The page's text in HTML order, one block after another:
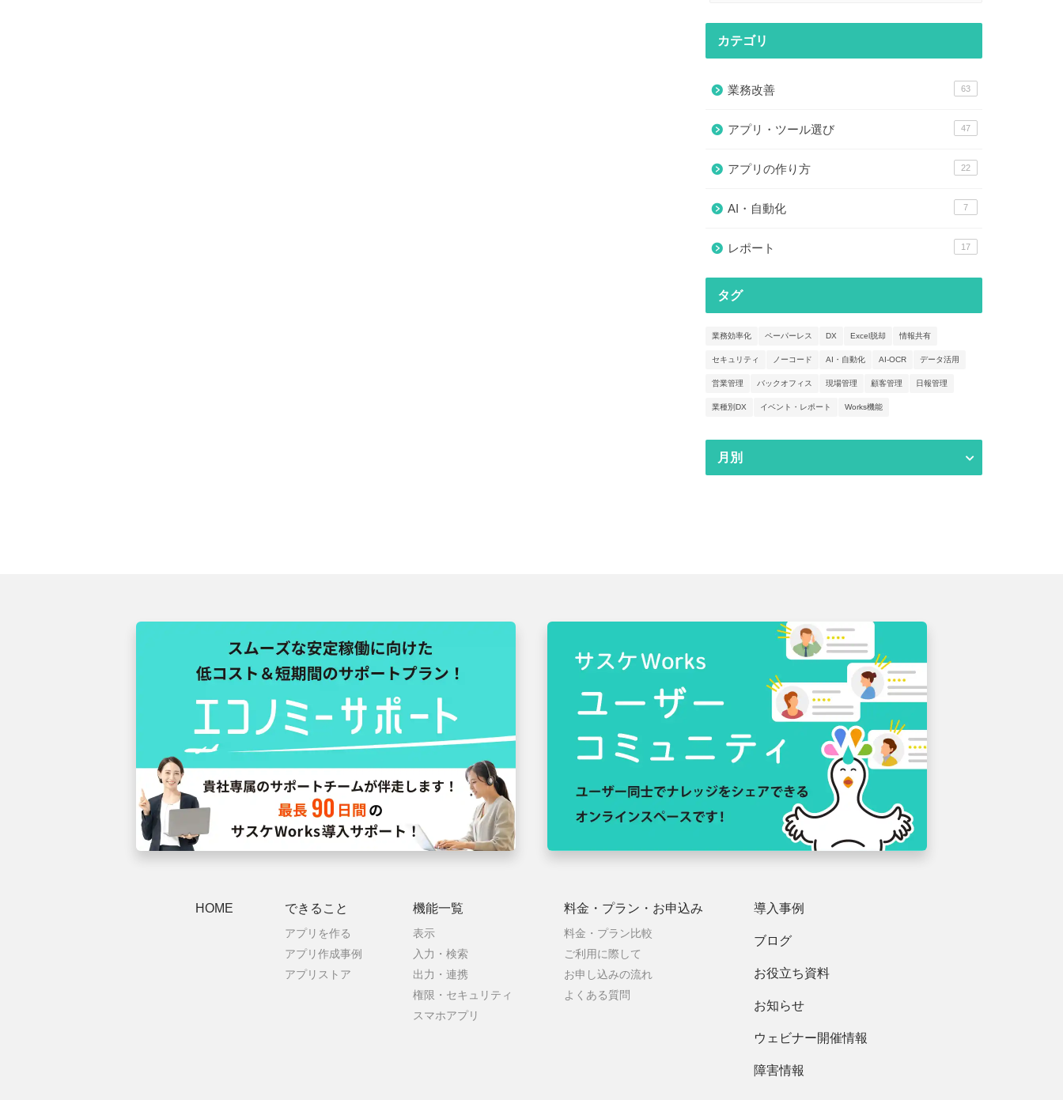
カテゴリ
業務改善 63
アプリ・ツール選び 47
アプリの作り方 22
AI・自動化 7
レポート 17
タグ
業務効率化 ペーパーレス DX Excel脱却 情報共有
セキュリティ ノーコード AI・自動化 AI-OCR データ活用
営業管理 バックオフィス 現場管理 顧客管理 日報管理
業種別DX イベント・レポート Works機能
月別
HOME できること
アプリを作る
アプリ作成事例
アプリストア
機能一覧
表示
入力・検索
出力・連携
権限・セキュリティ
スマホアプリ
料金・プラン・ お申込み
料金・プラン比較
ご利用に際して
お申し込みの流れ
よくある質問
導入事例
ブログ
お役立ち資料
お知らせ
ウェビナー開催情報
障害情報